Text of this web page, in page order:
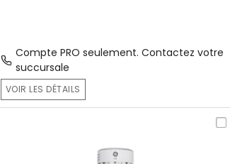
Compte PRO seulement. Contactez votre
succursale
VOIR LES DÉTAILS